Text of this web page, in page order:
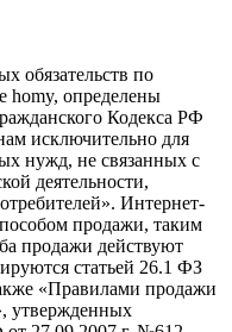
обязательств по
homy, определены
Кодекса РФ
исключительно для
нужд, не связанных с
деятельности,
Интернет-
продажи, таким
продажи действуют
статьей 26.1 ФЗ
«Правилами продажи
утвержденных